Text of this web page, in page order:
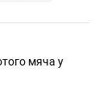
мяча у